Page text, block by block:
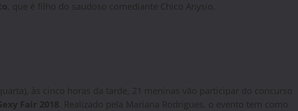
, que é filho do saudoso comediante Chico Anysio.
às cinco horas da tarde, 21 meninas vão participar do concurso
Fair 2018. Realizado pela Mariana Rodrigues, o evento tem como